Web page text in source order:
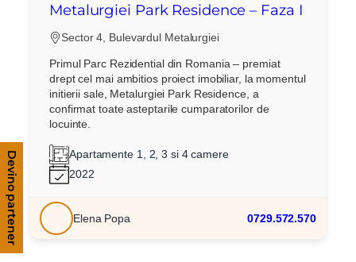
Metalurgiei Park Residence – Faza I
Sector 4, Bulevardul Metalurgiei
Primul Parc Rezidential din Romania – premiat
drept cel mai ambitios proiect imobiliar, la momentul
initierii sale, Metalurgiei Park Residence, a
confirmat toate asteptarile cumparatorilor de
locuinte.
Apartamente 1, 2, 3 si 4 camere
2022
Elena Popa 0729.572.570
Devino partener